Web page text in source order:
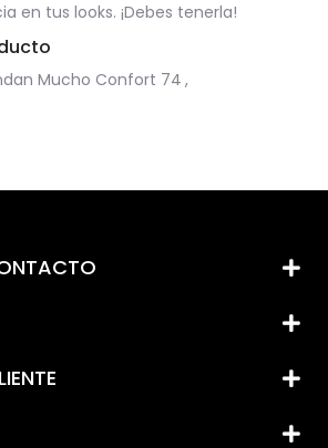
en tus looks. ¡Debes tenerla!
Mucho Confort 74 ,